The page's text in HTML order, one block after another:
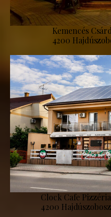
Kemencés
4200
Clock Cafe Pizzéria
4200